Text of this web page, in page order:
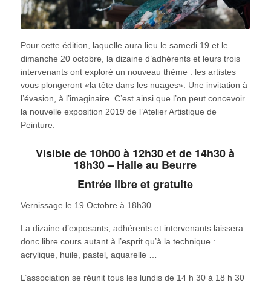
Pour cette édition, laquelle aura lieu le samedi 19 et le
dimanche 20 octobre, la dizaine d’adhérents et leurs trois
intervenants ont exploré un nouveau thème : les artistes
vous plongeront «la tête dans les nuages». Une invitation à
l’évasion, à l’imaginaire. C’est ainsi que l’on peut concevoir
la nouvelle exposition 2019 de l’Atelier Artistique de
Peinture.
Visible de 10h00 à 12h30 et de 14h30 à
18h30 – Halle au Beurre
Entrée libre et gratuite
Vernissage le 19 Octobre à 18h30
La dizaine d’exposants, adhérents et intervenants laissera
donc libre cours autant à l’esprit qu’à la technique :
acrylique, huile, pastel, aquarelle …
L’association se réunit tous les lundis de 14 h 30 à 18 h 30